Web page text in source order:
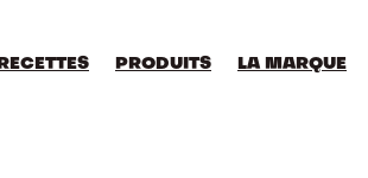
RECETTES PRODUITS LA MARQUE